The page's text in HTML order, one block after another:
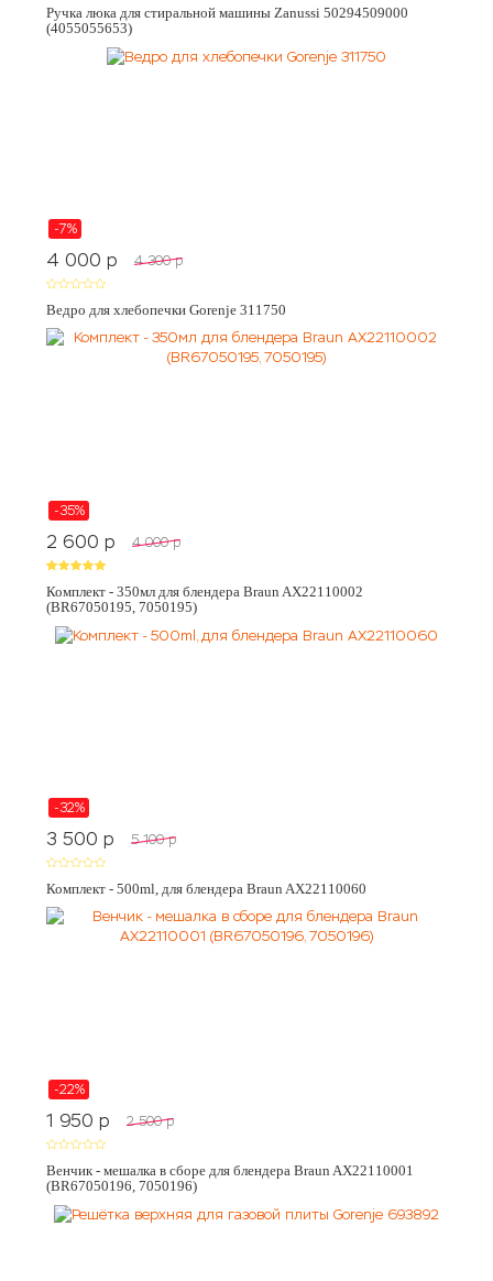
Ручка люка для стиральной машины Zanussi 50294509000
(4055055653)
-7%
4 000 p 4 300 p
Ведро для хлебопечки Gorenje 311750
-35%
2 600 p 4 000 p
Комплект - 350мл для блендера Braun AX22110002
(BR67050195, 7050195)
-32%
3 500 p 5 100 p
Комплект - 500ml, для блендера Braun AX22110060
-22%
1 950 p 2 500 p
Венчик - мешалка в сборе для блендера Braun AX22110001
(BR67050196, 7050196)